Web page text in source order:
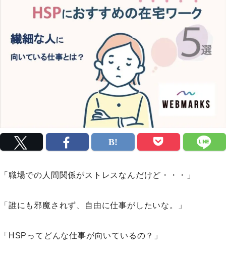
「職場での人間関係がストレスなんだけど・・・」
「誰にも邪魔されず、自由に仕事がしたいな。」
「HSPってどんな仕事が向いているの？」